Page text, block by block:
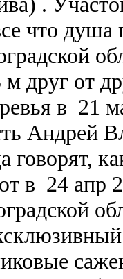
что
друг от
в 21
Андрей
говорят,
в 24 апр